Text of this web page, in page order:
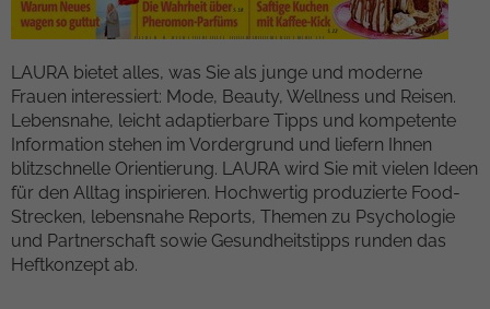
LAURA bietet alles, was Sie als junge und moderne
Frauen interessiert: Mode, Beauty, Wellness und Reisen.
Lebensnahe, leicht adaptierbare Tipps und kompetente
Information stehen im Vordergrund und liefern Ihnen
blitzschnelle Orientierung. LAURA wird Sie mit vielen Ideen
für den Alltag inspirieren. Hochwertig produzierte Food-
Strecken, lebensnahe Reports, Themen zu Psychologie
und Partnerschaft sowie Gesundheitstipps runden das
Heftkonzept ab.
Anbieter TYPO3
Laufzeit 1 Woche
Zweck
Dieses Cookie ist ein Standard-Session-
Cookie von TYPO3. Es speichert im Falle
eines Benutzer-Logins die Session-ID. So
kann der eingeloggte Benutzer
wiedererkannt werden und es wird ihm
Zugang zu geschützten Bereichen
Kampagnendaten zu berechnen und die
Nutzung der Website für den
Analysebericht der Website zu verfolgen.
Die Cookies speichern Informationen
anonym und weisen eine randoly
generierte Nummer zu, um eindeutige
Besucher zu identifizieren.
Name _gid